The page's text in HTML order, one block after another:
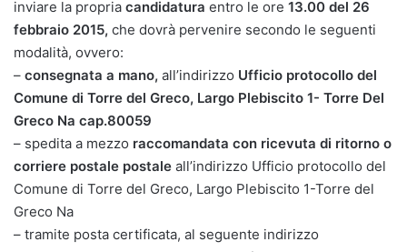
inviare la propria candidatura entro le ore 13.00 del 26
febbraio 2015, che dovrà pervenire secondo le seguenti
modalità, ovvero:
– consegnata a mano, all’indirizzo Ufficio protocollo del
Comune di Torre del Greco, Largo Plebiscito 1- Torre Del
Greco Na cap.80059
– spedita a mezzo raccomandata con ricevuta di ritorno o
corriere postale postale all’indirizzo Ufficio protocollo del
Comune di Torre del Greco, Largo Plebiscito 1-Torre del
Greco Na
– tramite posta certificata, al seguente indirizzo